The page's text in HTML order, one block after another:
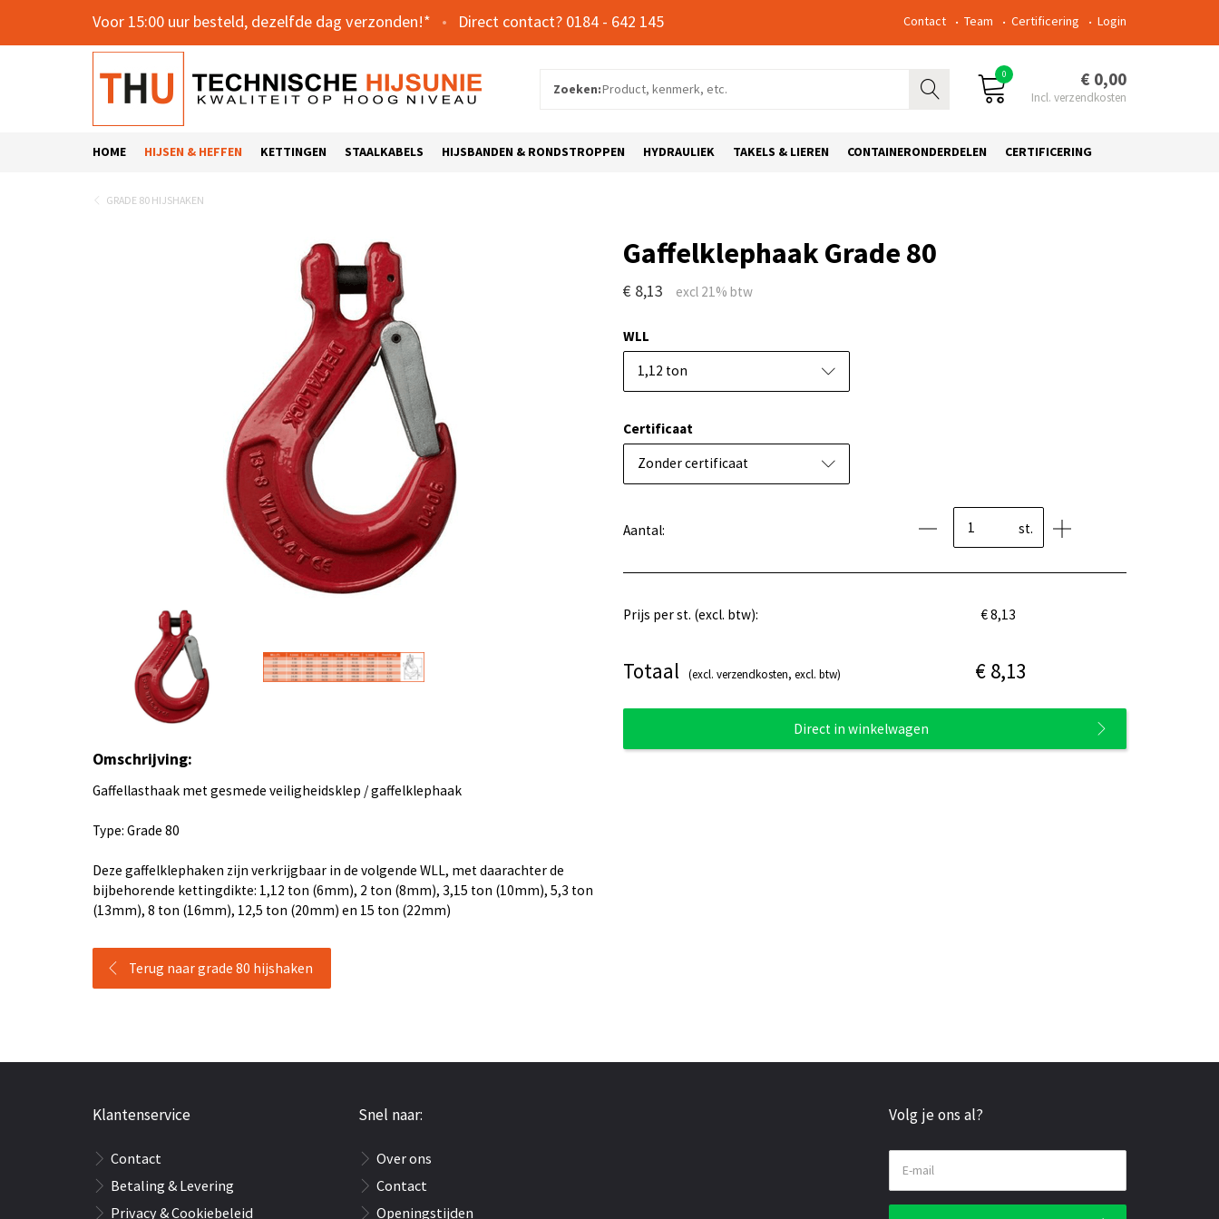
Voor 15:00 uur besteld, dezelfde dag verzonden!* 0184 - 642 145 Contact Team Certificering Login
Zoeken:
0 € 0,00
HOME HIJSEN & HEFFEN KETTINGEN STAALKABELS HIJSBANDEN & RONDSTROPPEN HYDRAULIEK TAKELS & LIEREN CONTAINERONDERDELEN CERTIFICERING
GRADE 80 HIJSHAKEN
Omschrijving:
Gaffellasthaak met gesmede veiligheidsklep / gaffelklephaak
Type: Grade 80
Deze gaffelklephaken zijn verkrijgbaar in de volgende WLL, met daarachter de
bijbehorende kettingdikte: 1,12 ton (6mm), 2 ton (8mm), 3,15 ton (10mm), 5,3 ton
(13mm), 8 ton (16mm), 12,5 ton (20mm) en 15 ton (22mm)
Terug naar grade 80 hijshaken
Gaffelklephaak Grade 80
€ 8,13
WLL
1,12 ton
Certificaat
Zonder certificaat
Aantal: st.
Prijs per st. (excl. btw): € 8,13
Totaal (excl. verzendkosten, excl. btw) € 8,13
Direct in winkelwagen
Klantenservice
Contact
Betaling & Levering
Privacy & Cookiebeleid
Snel naar:
Over ons
Contact
Openingstijden
Volg je ons al?
E-mail